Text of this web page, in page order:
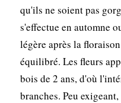
qu'ils ne soient pas
s'effectue en automne
légère après la
équilibré. Les fleurs
bois de 2 ans, d'où
branches. Peu